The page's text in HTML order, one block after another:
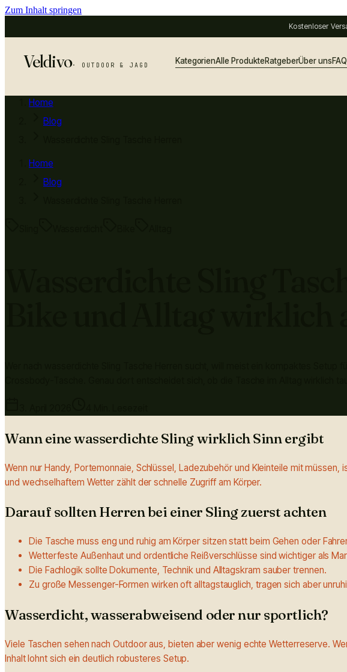
Zum Inhalt springen
Kostenloser
Veldivo· OUTDOOR & JAGD KategorienAlle ProdukteRatgeberÜber unsFAQ
Home
Blog
Home
Blog
Wann eine wasserdichte Sling wirklich Sinn ergibt
Wenn nur Handy, Portemonnaie, Schlüssel, Ladezubehör und Kleinteile mit
und wechselhaftem Wetter zählt der schnelle Zugriff am Körper.
Darauf sollten Herren bei einer Sling zuerst achten
Die Tasche muss eng und ruhig am Körper sitzen statt beim Gehen oder
Wetterfeste Außenhaut und ordentliche Reißverschlüsse sind wichtiger als
Die Fachlogik sollte Dokumente, Technik und Alltagskram sauber trennen.
Zu große Messenger-Formen wirken oft alltagstauglich, tragen sich aber
Wasserdicht, wasserabweisend oder nur sportlich?
Viele Taschen sehen nach Outdoor aus, bieten aber wenig echte Wetterreserve.
Inhalt lohnt sich ein deutlich robusteres Setup.